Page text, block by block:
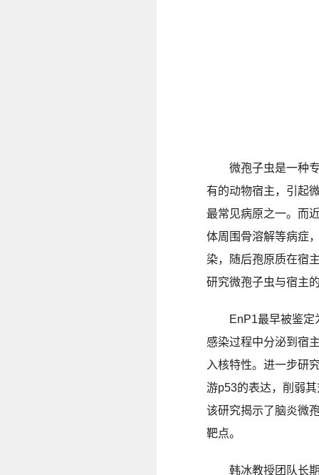
微孢子虫是一种
有的动物宿主，引起
最常见病原之一。而
体周围骨溶解等病症
染，随后孢原质在宿
研究微孢子虫与宿主
EnP1最早被鉴
感染过程中分泌到宿
入核特性。进一步研
游p53的表达，削弱
该研究揭示了脑炎微
靶点。
韩冰教授团队长